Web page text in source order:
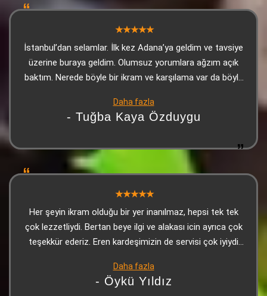
İstanbul’dan selamlar. İlk kez Adana’ya geldim ve tavsiye
üzerine buraya geldim. Olumsuz yorumlara ağzım açık
baktım. Nerede böyle bir ikram ve karşılama var da böyle
konusunda ise makarnası, Adana kebabı ve ikramları
gayet güzeldi. Üzerine tatlı da ikram ettiler. Kesinlikle
andan itibaren manipüle ettiklerini düşünüyorum
Daha fazla
- Tuğba Kaya Özduygu
Her şeyin ikram olduğu bir yer inanılmaz, hepsi tek tek
çok lezzetliydi. Bertan beye ilgi ve alakası icin ayrıca çok
teşekkür ederiz. Eren kardeşimizin de servisi çok iyiydi
Daha fazla
- Öykü Yıldız